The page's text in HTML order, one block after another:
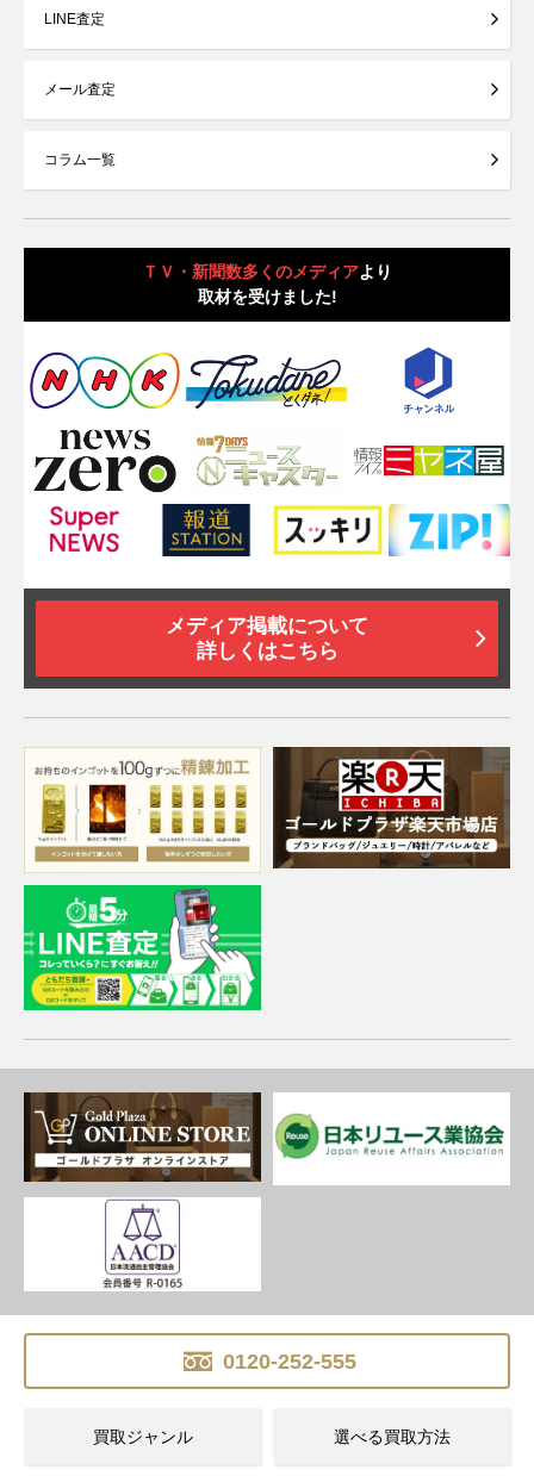
LINE査定
メール査定
コラム一覧
ＴＶ・新聞数多くのメディアより
取材を受けました!
メディア掲載について
詳しくはこちら
0120-252-555
買取ジャンル 選べる買取方法